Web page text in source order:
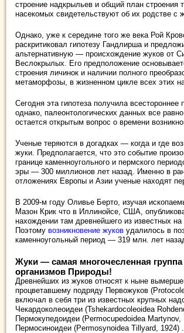
строение надкрыльев и общий план строения
насекомых свидетельствуют об их родстве с
Однако, уже к середине того же века Рой
раскритиковал гипотезу Гандлирша и
альтернативную — происхождение жуков от
Веслокрылых. Его предположение
строения личинок и наличии полного
метаморфозы, в жизненном цикле всех этих
Сегодня эта гипотеза получила всестороннее
однако, палеонтологических данных все
остается открытым вопрос о времени
Ученые теряются в догадках — когда и где
жуки. Предполагается, что это событие
границе каменноугольного и пермского
эры — 300 миллионов лет назад. Именно в
отложениях Европы и Азии ученые находят
В 2009-м году Оливье Берто, изучая
Мазон Крик что в Иллинойсе, США,
нахождении там древнейшего из известных на
Поэтому возникновение жуков удалилось в
каменноугольный период — 319 млн. лет
Жуки — самая многочесленная
организмов Природы!
Древнейших из жуков относят к ныне
процветавшему подряду Первожуков
включал в себя три из известных крупных
Чекардоколеоидеи (Tshekardocoleoidea
Пермокупедоидеи (Permocupedoidea Martynov,
Пермосиноидеи (Permosynoidea Tillyard, 1924) .